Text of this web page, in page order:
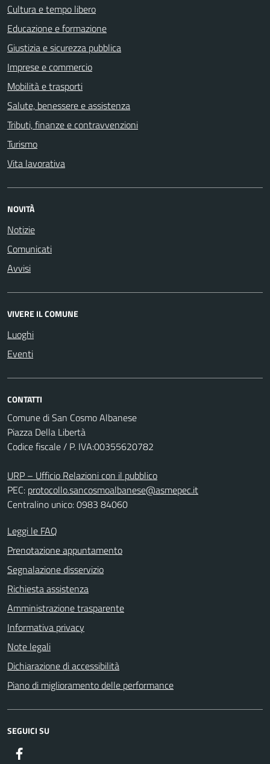
Cultura e tempo libero
Educazione e formazione
Giustizia e sicurezza pubblica
Imprese e commercio
Mobilità e trasporti
Salute, benessere e assistenza
Tributi, finanze e contravvenzioni
Turismo
Vita lavorativa
NOVITÀ
Notizie
Comunicati
Avvisi
VIVERE IL COMUNE
Luoghi
Eventi
CONTATTI
Comune di San Cosmo Albanese
Piazza Della Libertà
Codice fiscale / P. IVA:00355620782
URP – Ufficio Relazioni con il pubblico
PEC: protocollo.sancosmoalbanese@asmepec.it
Centralino unico: 0983 84060
Leggi le FAQ
Prenotazione appuntamento
Segnalazione disservizio
Richiesta assistenza
Amministrazione trasparente
Informativa privacy
Note legali
Dichiarazione di accessibilità
Piano di miglioramento delle performance
SEGUICI SU